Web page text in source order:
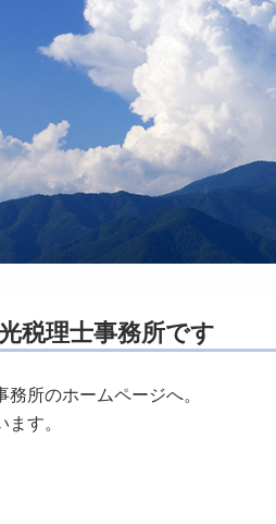
税理士事務所です
所のホームページへ。
す。